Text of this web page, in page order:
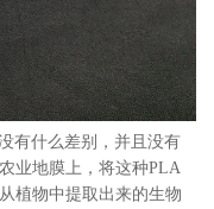
有什么差别，并且没有
业地膜上，将这种PLA
植物中提取出来的生物